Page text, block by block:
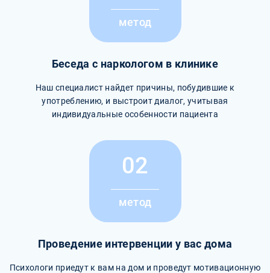
метод
Беседа с наркологом в клинике
Наш специалист найдет причины, побудившие к
употреблению, и выстроит диалог, учитывая
индивидуальные особенности пациента
02
метод
Проведение интервенции у вас дома
Психологи приедут к вам на дом и проведут мотивационную